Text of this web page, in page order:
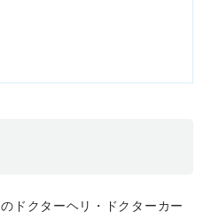
ドクターヘリ・ドクターカー